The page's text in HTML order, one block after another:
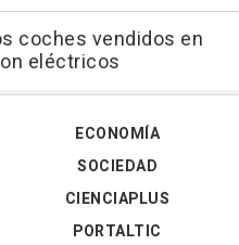
coches vendidos en
eléctricos
ECONOMÍA
SOCIEDAD
CIENCIAPLUS
PORTALTIC